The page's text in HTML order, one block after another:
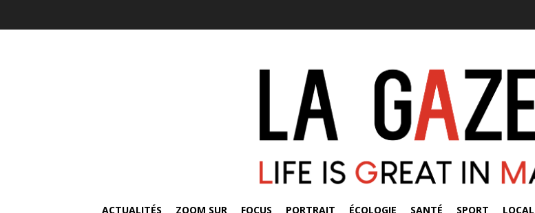
ACTUALITÉS ZOOM SUR FOCUS PORTRAIT ÉCOLOGIE SANTÉ SPORT LOCAL